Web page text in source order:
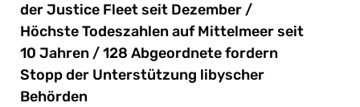
der Justice Fleet seit Dezember /
Höchste Todeszahlen auf Mittelmeer seit
10 Jahren / 128 Abgeordnete fordern
Stopp der Unterstützung libyscher
Behörden